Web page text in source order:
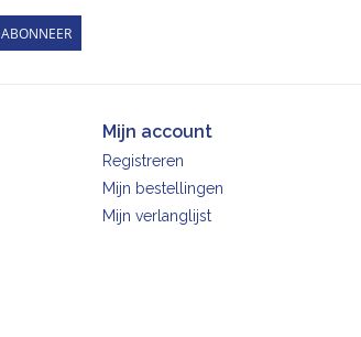
ABONNEER
Mijn account
Registreren
Mijn bestellingen
Mijn verlanglijst